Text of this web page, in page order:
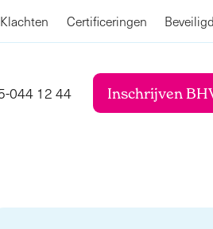
Klachten Certificeringen
044 12 44 Inschrijven